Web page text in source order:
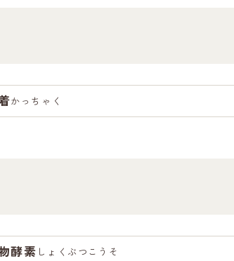
かっちゃく
酵素 しょくぶつこうそ